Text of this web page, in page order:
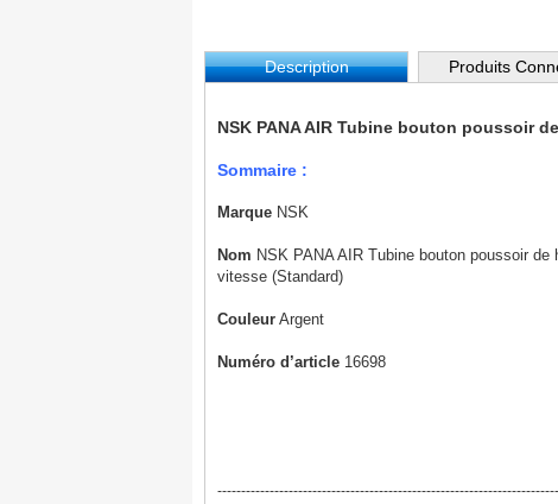
Description Produits
NSK PANA AIR Tubine bouton poussoir
Sommaire :
Marque NSK
Nom NSK PANA AIR Tubine bouton poussoir de
vitesse (Standard)
Couleur Argent
Numéro d’article 16698